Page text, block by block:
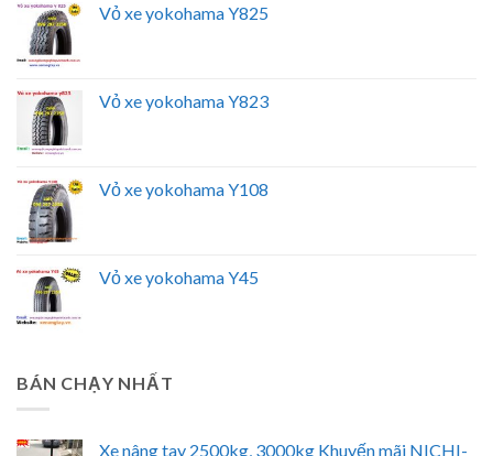
Vỏ xe yokohama Y825
Vỏ xe yokohama Y823
Vỏ xe yokohama Y108
Vỏ xe yokohama Y45
BÁN CHẠY NHẤT
Xe nâng tay 2500kg, 3000kg Khuyến mãi NICHI-